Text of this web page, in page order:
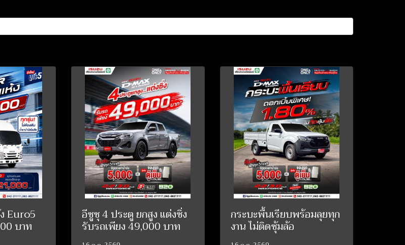
Euro5
บาท
อีซูซุ 4 ประตู ยกสูง แต่งซิ่ง
รับรถเพียง 49,000 บาท
กระบะพื้นเรียบพร้อมลุยทุก
งาน ไม่ติดซุ้มล้อ